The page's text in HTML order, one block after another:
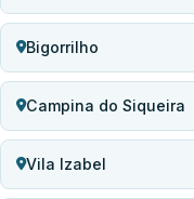
Bigorrilho
Campina do Siqueira
Vila Izabel